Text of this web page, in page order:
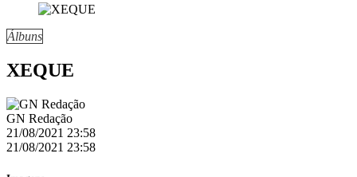
Álbuns
XEQUE
GN Redação
21/08/2021 23:58
21/08/2021 23:58